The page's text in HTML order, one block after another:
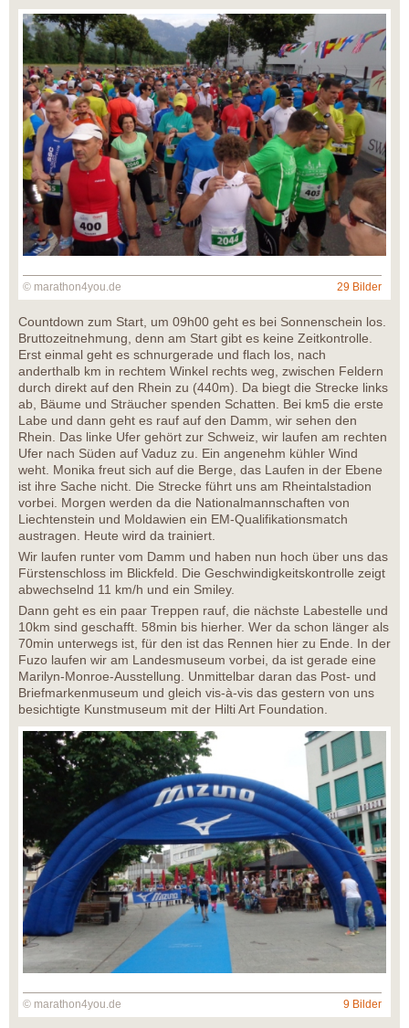
© marathon4you.de 29 Bilder
Countdown zum Start, um 09h00 geht es bei Sonnenschein los.
Bruttozeitnehmung, denn am Start gibt es keine Zeitkontrolle.
Erst einmal geht es schnurgerade und flach los, nach
anderthalb km in rechtem Winkel rechts weg, zwischen Feldern
durch direkt auf den Rhein zu (440m). Da biegt die Strecke links
ab, Bäume und Sträucher spenden Schatten. Bei km5 die erste
Labe und dann geht es rauf auf den Damm, wir sehen den
Rhein. Das linke Ufer gehört zur Schweiz, wir laufen am rechten
Ufer nach Süden auf Vaduz zu. Ein angenehm kühler Wind
weht. Monika freut sich auf die Berge, das Laufen in der Ebene
ist ihre Sache nicht. Die Strecke führt uns am Rheintalstadion
vorbei. Morgen werden da die Nationalmannschaften von
Liechtenstein und Moldawien ein EM-Qualifikationsmatch
austragen. Heute wird da trainiert.
Wir laufen runter vom Damm und haben nun hoch über uns das
Fürstenschloss im Blickfeld. Die Geschwindigkeitskontrolle zeigt
abwechselnd 11 km/h und ein Smiley.
Dann geht es ein paar Treppen rauf, die nächste Labestelle und
10km sind geschafft. 58min bis hierher. Wer da schon länger als
70min unterwegs ist, für den ist das Rennen hier zu Ende. In der
Fuzo laufen wir am Landesmuseum vorbei, da ist gerade eine
Marilyn-Monroe-Ausstellung. Unmittelbar daran das Post- und
Briefmarkenmuseum und gleich vis-à-vis das gestern von uns
besichtigte Kunstmuseum mit der Hilti Art Foundation.
© marathon4you.de 9 Bilder